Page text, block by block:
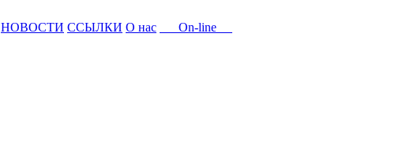
НОВОСТИ ССЫЛКИ О нас On-line